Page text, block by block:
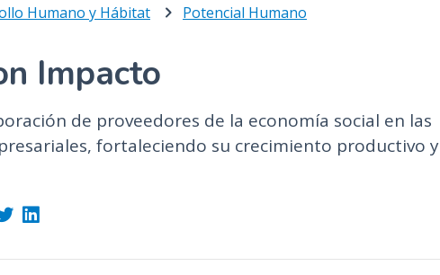
l
e
n
Humano y Hábitat Potencial Humano
Impacto
de proveedores de la economía social en las
fortaleciendo su crecimiento productivo y